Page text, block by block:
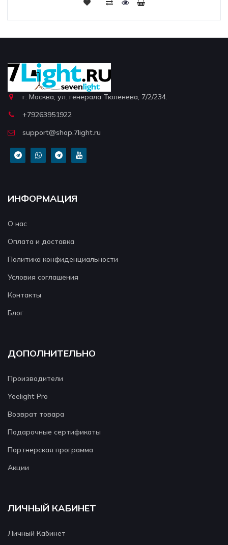
г. Москва, ул. генерала Тюленева, 7/2/234.
+79263951922
support@shop.7light.ru
ИНФОРМАЦИЯ
О нас
Оплата и доставка
Политика конфиденциальности
Условия соглашения
Контакты
Блог
ДОПОЛНИТЕЛЬНО
Производители
Yeelight Pro
Возврат товара
Подарочные сертификаты
Партнерская программа
Акции
ЛИЧНЫЙ КАБИНЕТ
Личный Кабинет